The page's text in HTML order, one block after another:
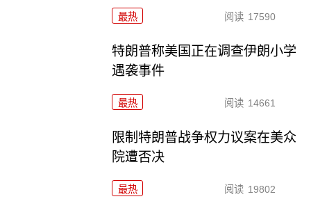
最热 阅读 17590
特朗普称美国正在调查伊朗小学
遇袭事件
最热 阅读 14661
限制特朗普战争权力议案在美众
院遭否决
最热 阅读 19802